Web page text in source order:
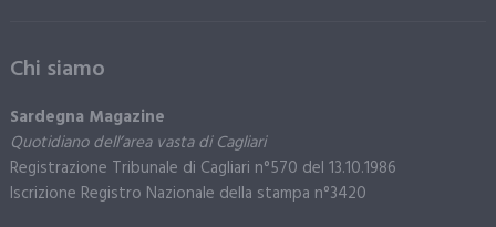
Chi siamo
Sardegna Magazine
Quotidiano dell’area vasta di Cagliari
Registrazione Tribunale di Cagliari n°570 del 13.10.1986
Iscrizione Registro Nazionale della stampa n°3420